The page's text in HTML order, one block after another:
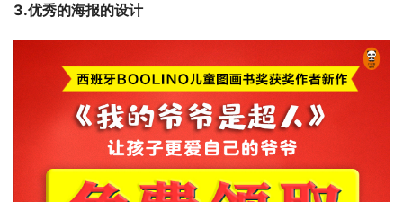
3.优秀的海报的设计